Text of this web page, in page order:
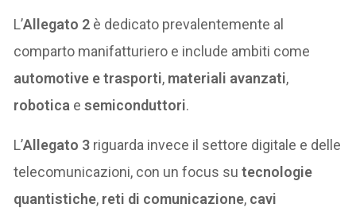
L’Allegato 2 è dedicato prevalentemente al
comparto manifatturiero e include ambiti come
automotive e trasporti, materiali avanzati,
robotica esemiconduttori.
L’Allegato 3 riguarda invece il settore digitale e delle
telecomunicazioni, con un focus sutecnologie
quantistiche, reti di comunicazione, cavi